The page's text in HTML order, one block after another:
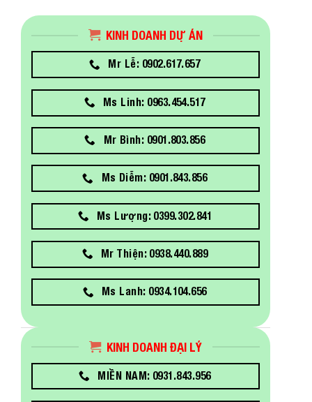
KINH DOANH DỰ ÁN
Mr Lễ: 0902.617.657
Ms Linh: 0963.454.517
Mr Bình: 0901.803.856
Ms Diễm: 0901.843.856
Ms Lượng: 0399.302.841
Mr Thiện: 0938.440.889
Ms Lanh: 0934.104.656
KINH DOANH ĐẠI LÝ
MIỀN NAM: 0931.843.956